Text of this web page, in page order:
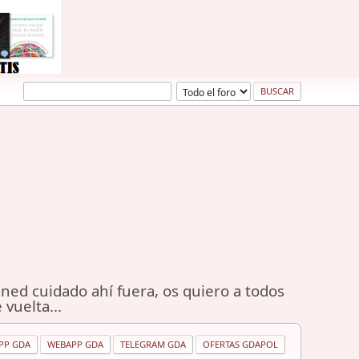
cuidado ahí fuera, os quiero a todos
vuelta...
GDA WEBAPP GDA TELEGRAM GDA OFERTAS GDAPOL